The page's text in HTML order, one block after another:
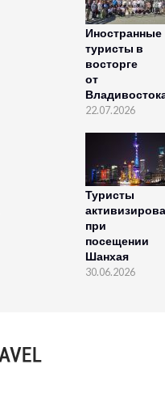
Иностранные
туристы в
восторге
от
22.07.2026
Туристы
при
посещении
Шанхая
30.06.2026